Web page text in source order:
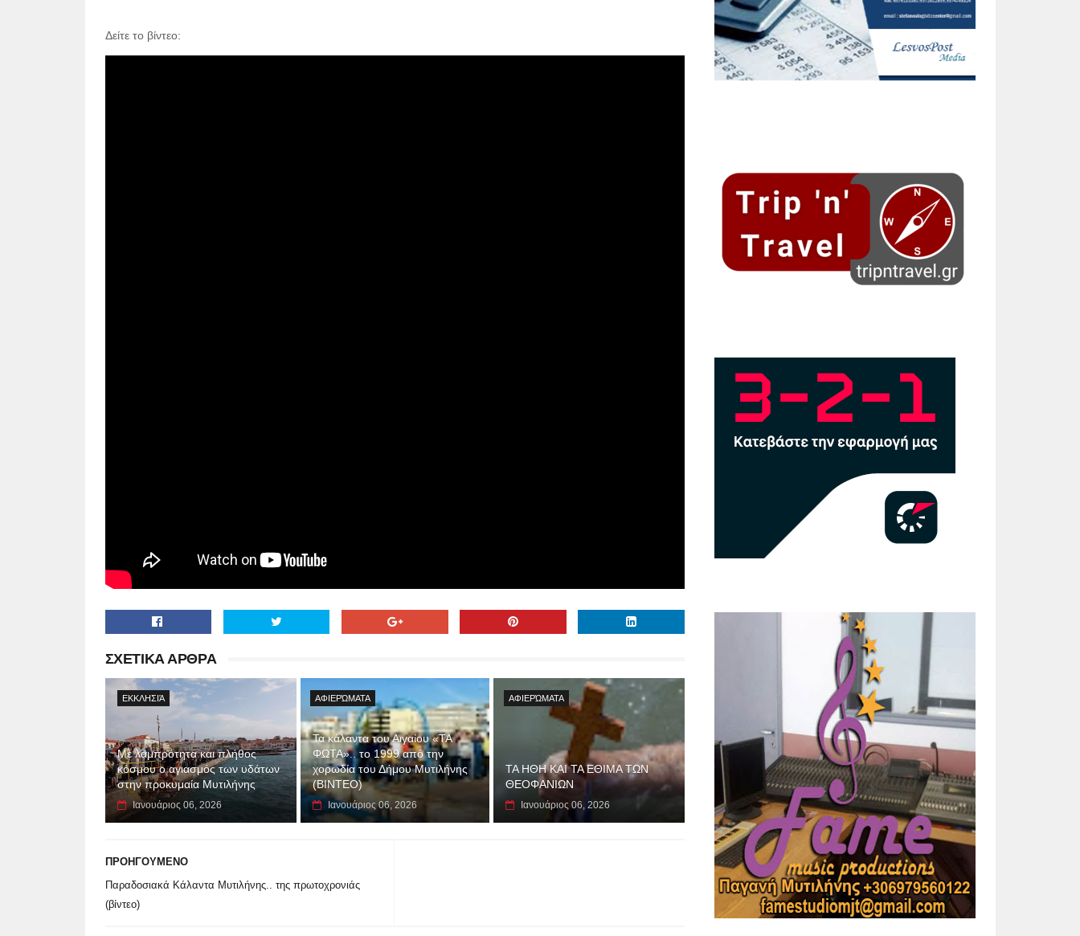
Δείτε το βίντεο:
ΣΧΕΤΙΚΑ ΑΡΘΡΑ
ΕΚΚΛΗΣΙΆ
Με λαμπρότητα και πλήθος
κόσμου ο αγιασμός των υδάτων
στην προκυμαία Μυτιλήνης
Ιανουάριος 06, 2026
ΑΦΙΕΡΏΜΑΤΑ
Τα κάλαντα του Αιγαίου «ΤΑ
ΦΩΤΑ».. το 1999 από την
χορωδία του Δήμου Μυτιλήνης
(ΒΙΝΤΕΟ)
Ιανουάριος 06, 2026
ΑΦΙΕΡΏΜΑΤΑ
ΤΑ ΗΘΗ ΚΑΙ ΤΑ ΕΘΙΜΑ ΤΩΝ
ΘΕΟΦΑΝΙΩΝ
Ιανουάριος 06, 2026
ΠΡΟΗΓΟΥΜΕΝΟ
Παραδοσιακά Κάλαντα Μυτιλήνης.. της πρωτοχρονιάς
(βίντεο)